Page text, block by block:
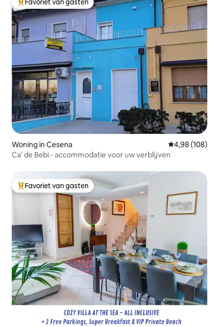
Topfavoriet van gasten
Favoriet van gasten
Woning in Cesena Gemiddelde
4,98 (108)
Ca' de Bebi - accommodatie voor uw verblijven
Topfavoriet van gasten
Favoriet van gasten